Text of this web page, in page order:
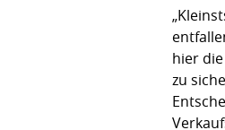
hier
zu